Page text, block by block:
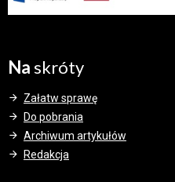
Naskróty
Załatw sprawę
Do pobrania
Archiwum artykułów
Redakcja